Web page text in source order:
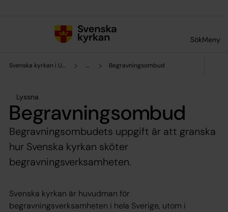
SökMeny
Svenska kyrkan i Umeå ... Begravningsombud
Lyssna
Begravningsombud
Begravningsombudets uppgift är att granska
hur Svenska kyrkan sköter
begravningsverksamheten.
Svenska kyrkan är huvudman för
begravningsverksamheten i hela Sverige, utom i